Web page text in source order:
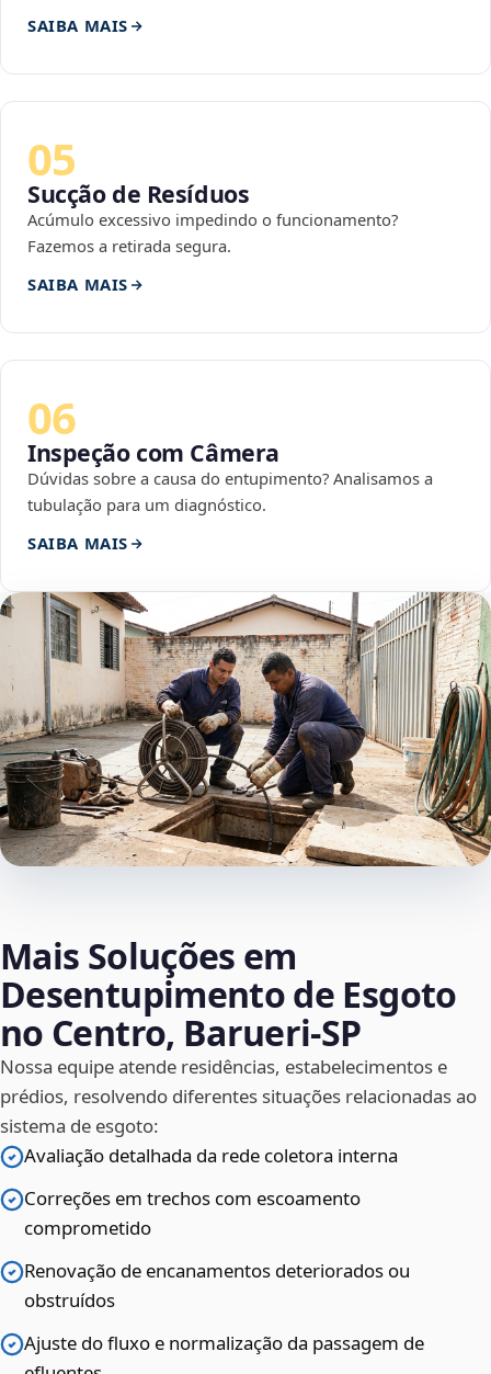
SAIBA MAIS
05
Sucção de Resíduos
Acúmulo excessivo impedindo o funcionamento?
Fazemos a retirada segura.
SAIBA MAIS
06
Inspeção com Câmera
Dúvidas sobre a causa do entupimento? Analisamos a
tubulação para um diagnóstico.
SAIBA MAIS
Mais Soluções em
Desentupimento de Esgoto
no Centro, Barueri‑SP
Nossa equipe atende residências, estabelecimentos e
prédios, resolvendo diferentes situações relacionadas ao
sistema de esgoto:
Avaliação detalhada da rede coletora interna
Correções em trechos com escoamento
comprometido
Renovação de encanamentos deteriorados ou
obstruídos
Ajuste do fluxo e normalização da passagem de